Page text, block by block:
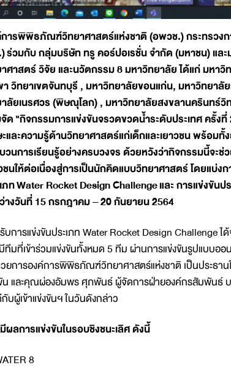
ารพิพิธภัณฑ์วิทยาศาสตร์แห่งชาติ (อพวช.) กระทรวง
ร่วมกับ กลุ่มบริษัท ทรู คอร์ปอเรชั่น จำกัด (มหาชน) แล
ศาสตร์ วิจัย และนวัตกรรม 8 มหาวิทยาลัย ได้แก่ มหา
วิทยาเขตจันทบุรี , มหาวิทยาลัยขอนแก่น, มหาวิทยาลั
ลัยเนรศวร (พิษณุโลก) , มหาวิทยาลัยสงขลานครินทร์
ด "กิจกรรมการแข่งขันจรวดขวดน้ำระดับประเทศ ครั้ง
และความรู้ด้านวิทยาศาสตร์แก่เด็กและเยาวชน พร้อมทั้ง
วนการเรียนรู้อย่างครบวงจร ด้วยหวังว่ากิจกรรมนี้จะ
ชนให้ต่อเนื่องสู่การเป็นนักคิดแบบวิทยาศาสตร์ โดยแบ่ง
ภทWater Rocket Design Challenge และ การแข่งขัน
างวันที่ 15 กรกฎาคม – 20 กันยายน 2564
บการแข่งขันประเภท Water Rocket Design Challenge
ทีมที่เข้าร่วมแข่งขันทั้งหมด 5 ทีม ผ่านการแข่งขันรูปแบบอ
ยการองค์การพิพิธภัณฑ์วิทยาศาสตร์แห่งชาติ เป็นประธา
น และคุณผ่องอัมพร ศุภพันธ์ ผู้จัดการฝ่ายองค์กรสัมพันธ์
บผู้เข้าแข่งขันฯ ในวันดังกล่าว
ผลการแข่งขันในรอบชิงชนะเลิศ ดังนี้